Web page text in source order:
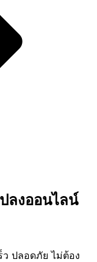
ลงออนไลน์
ว ปลอดภัย ไม่ต้อง